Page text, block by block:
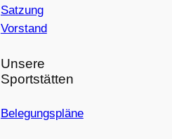
Satzung
Vorstand
Unsere
Sportstätten
Belegungspläne